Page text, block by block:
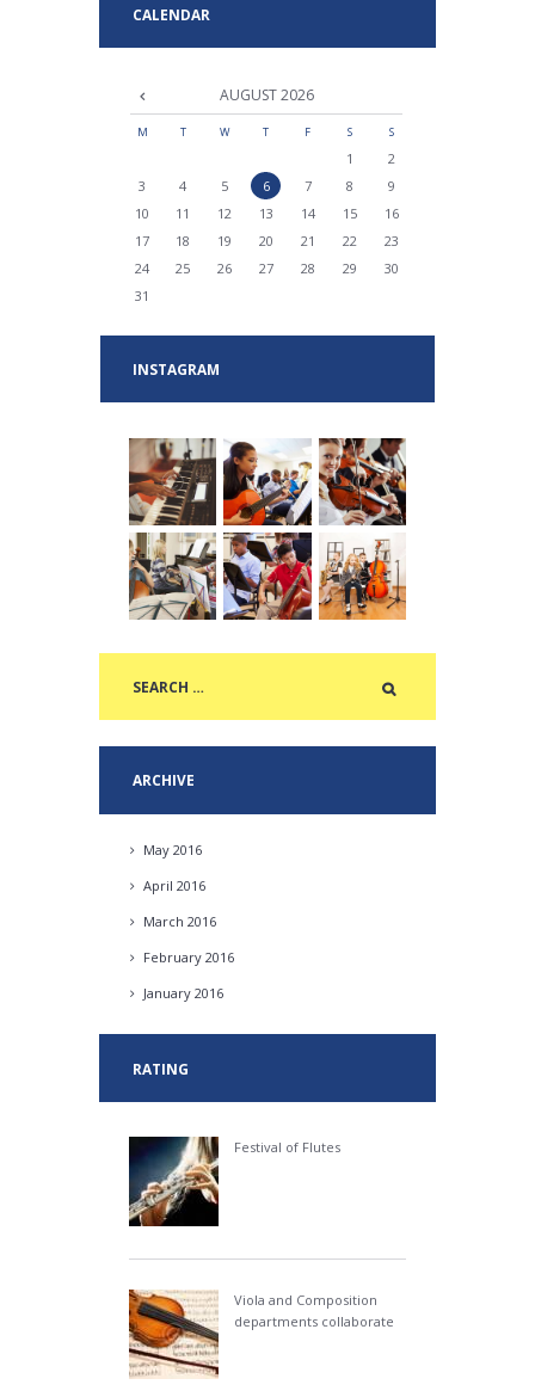
CALENDAR
AUGUST2026
M T W T F S S
1
2
3
4 5 6 7 8
9
10
11 12 13 14 15
16
17
18 19 20 21 22
23
24
25 26 27 28 29
30
31
INSTAGRAM
ARCHIVE
May2016
April2016
March2016
February2016
January2016
RATING
Festival of Flutes
Viola and Composition
departments collaborate